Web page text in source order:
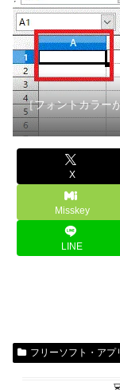
［フォントカラー
X
Misskey
LINE
フリーソフト・アプ